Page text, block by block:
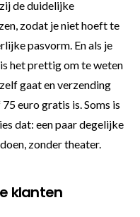
de duidelijke
zodat je niet hoeft te
pasvorm. En als je
het prettig om te weten
gaat en verzending
euro gratis is. Soms is
dat: een paar degelijke
zonder theater.
klanten